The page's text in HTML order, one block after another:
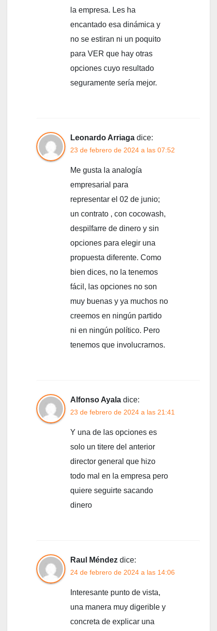
la empresa. Les ha
encantado esa dinámica y
no se estiran ni un poquito
para VER que hay otras
opciones cuyo resultado
seguramente sería mejor.
Leonardo Arriaga dice:
23 de febrero de 2024 a las 07:52
Me gusta la analogía
empresarial para
representar el 02 de junio;
un contrato , con cocowash,
despilfarre de dinero y sin
opciones para elegir una
propuesta diferente. Como
bien dices, no la tenemos
fácil, las opciones no son
muy buenas y ya muchos no
creemos en ningún partido
ni en ningún político. Pero
tenemos que involucrarnos.
Alfonso Ayala dice:
23 de febrero de 2024 a las 21:41
Y una de las opciones es
solo un titere del anterior
director general que hizo
todo mal en la empresa pero
quiere seguirte sacando
dinero
Raul Méndez dice:
24 de febrero de 2024 a las 14:06
Interesante punto de vista,
una manera muy digerible y
concreta de explicar una